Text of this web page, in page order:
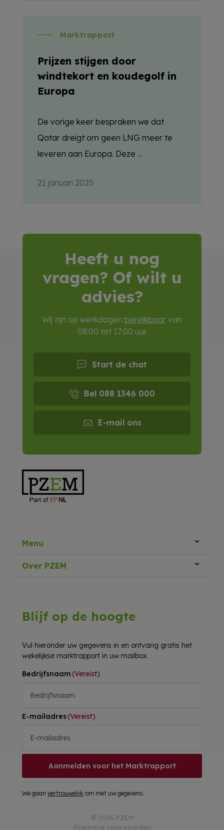
Marktrapport
Prijzen stijgen door
windtekort en koudegolf in
Europa
De vorige keer bespraken we dat
Qatar dreigt om geen LNG meer te
leveren aan Europa. Deze ...
21 januari 2025
Heeft u nog
vragen? Of wilt u
advies?
Wij zijn op werkdagen bereikbaar van
08:00 tot 17:00 uur
Start de chat
Bel 088 1346 000
E-mail ons
Menu
Over PZEM
Blijf op de hoogte
Vul hieronder uw gegevens in en ontvang gratis het
wekelijkse marktrapport in uw mailbox.
Bedrijfsnaam(Vereist)
E-mailadres(Vereist)
Aanmelden voor het Marktrapport
We gaanvertrouwelijk om met uw gegevens.
© 2026 PZEM
Algemene voorwaarden